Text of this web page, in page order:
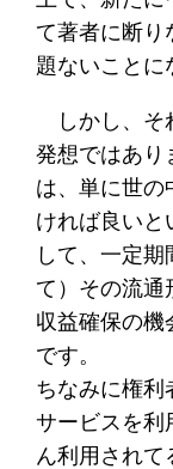
て著者に断り
題ないことに
しかし、そ
発想ではあり
は、単に世の
ければ良いと
して、一定
て）その流通
収益確保の機
です。
ちなみに権利
サービスを利
ん利用されて